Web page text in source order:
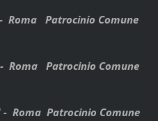
Roma Patrocinio Comune
Roma Patrocinio Comune
Roma Patrocinio Comune